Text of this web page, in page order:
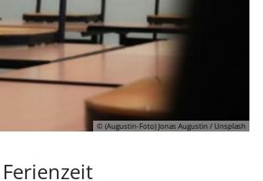
© (Augustin-Foto) Jonas Augustin / Unsplash